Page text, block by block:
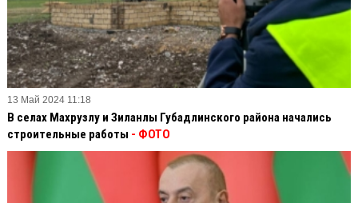
13 Май 2024 11:18
В селах Махрузлу и Зиланлы Губадлинского района начались
строительные работы - ФОТО